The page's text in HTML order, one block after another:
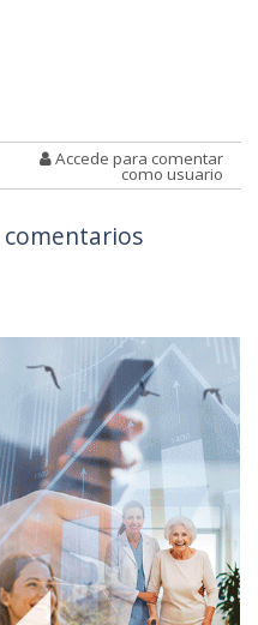
Accede para comentar
como usuario